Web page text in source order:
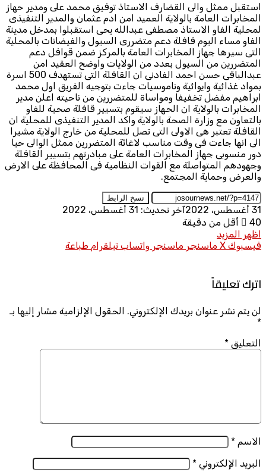
استقبل ممثل والى القضارف الاستاذ توفيق محمد على ومدير حهاز
المخابرات العامة بالولاية العميد امن ادم عثمان والمدير التنفيذى
لمحلية الفاو الاستاذ مصطفى عبدالله يحى استقبلوا بمدخل مدينة
الفاو مساء اليوم قافلة دعم متضررى السيول والفيضانات بالمحلية
التى سيرها جهاز المخابرات العامة بالمركز ضمن قوافل دعم
المتضررين من السيول بعدد من الولايات واوضح العقيد امن
عبدالباقى حسن احمد الفادنى ان القافلة التى تستهدف 500 اسرة
بمواد غذائية وايوائية وناموسيات جاءت بتوجيه الفريق اول محمد
ابراهيم مفضل تخفيفا ومواساة للمتضررين من ناحيته اعلن مدير
المخابرات بالولاية ان الحهاز سيقوم بتسيير قافلة صحية للفاو
بالتعاون مع وزارة الصحة بالولاية واكد المدير التنفيذى للمحلية ان
القافلة تعتبر هى الاولى التى تصل للمحلية من خارج الولاية مشيرا
الى انها جاءت فى وقت مناسب لاغاثة المتضررين ممثل الوالى حيا
دور منسوبى جهاز المخابرات العامة على مبادرتهم بتسيير القافلة
وجهودهم المتواصلة مع القوات النظامية فى المحافظة على الارض
والعرض وحماية المجتمع.
نسخ الرابط
31 أغسطس، 2022
آخر تحديث: 31 أغسطس، 2022
40
أقل من دقيقة
اظهر المزيد
فيسبوك X ماسنجر ماسنجر واتساب تيلقرام طباعة
اترك تعليقاً
لن يتم نشر عنوان بريدك الإلكتروني.
الحقول الإلزامية مشار إليها بـ
*
التعليق *
الاسم *
البريد الإلكتروني *